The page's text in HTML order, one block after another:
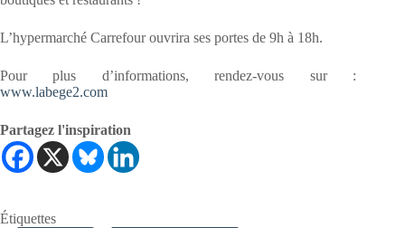
L’hypermarché Carrefour ouvrira ses portes de 9h à 18h.
Pour plus d’informations, rendez-vous sur :
www.labege2.com
Partagez l'inspiration
Étiquettes